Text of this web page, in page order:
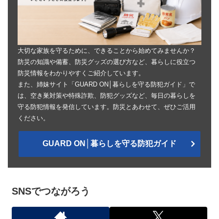
大切な家族を守るために、できることから始めてみませんか？
防災の知識や備蓄、防災グッズの選び方など、暮らしに役立つ
防災情報をわかりやすくご紹介しています。
また、姉妹サイト「GUARD ON│暮らしを守る防犯ガイド」で
は、空き巣対策や特殊詐欺、防犯グッズなど、毎日の暮らしを
守る防犯情報を発信しています。防災とあわせて、ぜひご活用
ください。
GUARD ON│暮らしを守る防犯ガイド
SNSでつながろう